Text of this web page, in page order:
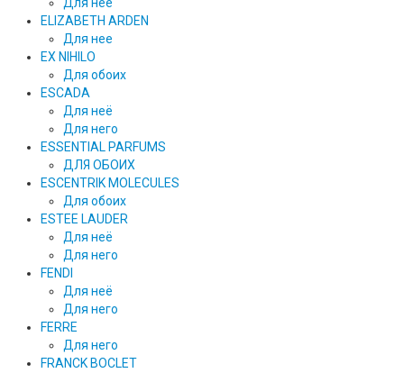
Для нее
ELIZABETH ARDEN
Для нее
EX NIHILO
Для обоих
ESCADA
Для неё
Для него
ESSENTIAL PARFUMS
ДЛЯ ОБОИХ
ESCENTRIK MOLECULES
Для обоих
ESTEE LAUDER
Для неё
Для него
FENDI
Для неё
Для него
FERRE
Для него
FRANCK BOCLET